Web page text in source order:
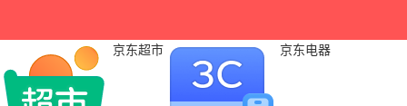
京东超市 京东电器